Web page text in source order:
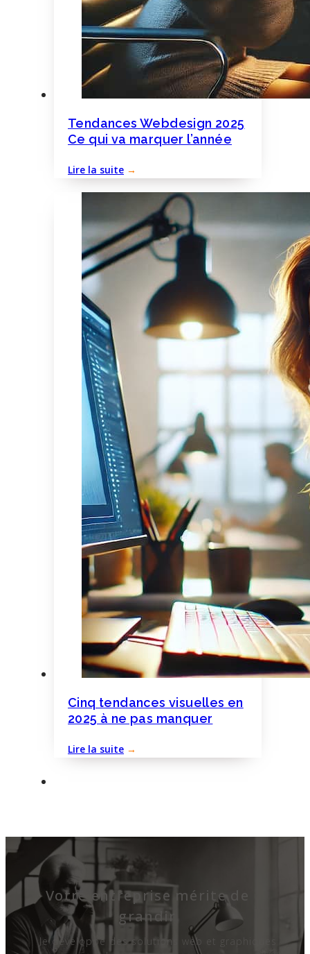
Tendances Webdesign 2025
Ce qui va marquer l’année
Lire la suite →
Cinq tendances visuelles en
2025 à ne pas manquer
Lire la suite →
Votre entreprise mérite de
grandir
Je développe des solutions web et graphiques